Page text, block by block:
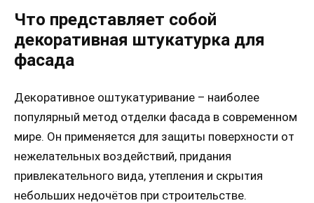
Что представляет собой
декоративная штукатурка для
фасада
Декоративное оштукатуривание – наиболее
популярный метод отделки фасада в современном
мире. Он применяется для защиты поверхности от
нежелательных воздействий, придания
привлекательного вида, утепления и скрытия
небольших недочётов при строительстве.